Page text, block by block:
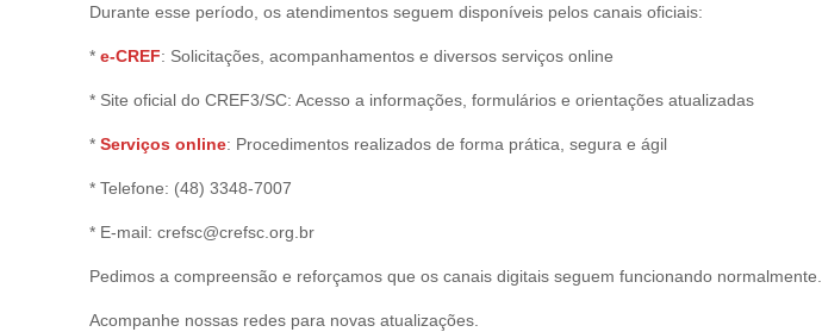
Durante esse período, os atendimentos seguem disponíveis pelos canais oficiais:
* e-CREF: Solicitações, acompanhamentos e diversos serviços online
* Site oficial do CREF3/SC: Acesso a informações, formulários e orientações atualizadas
* Serviços online: Procedimentos realizados de forma prática, segura e ágil
* Telefone: (48) 3348-7007
* E-mail: crefsc@crefsc.org.br
Pedimos a compreensão e reforçamos que os canais digitais seguem funcionando normalmente.
Acompanhe nossas redes para novas atualizações.